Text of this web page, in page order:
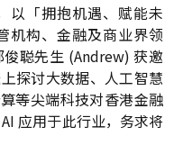
以「拥抱机遇、赋能未
机构、金融及商业界领
聪先生 (Andrew) 获邀
探讨大数据、人工智慧
等尖端科技对香港金融
应用于此行业，务求将